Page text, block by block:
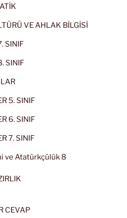
VE AHLAK BİLGİSİ
SINIF
SINIF
5. SINIF
6. SINIF
7. SINIF
ve Atatürkçülük 8
CEVAP